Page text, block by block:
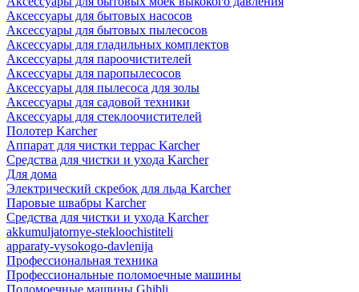
Аксессуары для бытовых насосов
Аксессуары для бытовых пылесосов
Аксессуары для гладильных комплектов
Аксессуары для пароочистителей
Аксессуары для паропылесосов
Аксессуары для пылесоса для золы
Аксессуары для садовой техники
Аксессуары для стеклоочистителей
Полотер Karcher
Аппарат для чистки террас Karcher
Средства для чистки и ухода Karcher
Для дома
Электрический скребок для льда Karcher
Паровые швабры Karcher
Средства для чистки и ухода Karcher
akkumuljatornye-stekloochistiteli
apparaty-vysokogo-davlenija
Профессиональная техника
Профессиональные поломоечные машины
Поломоечные машины Ghibli